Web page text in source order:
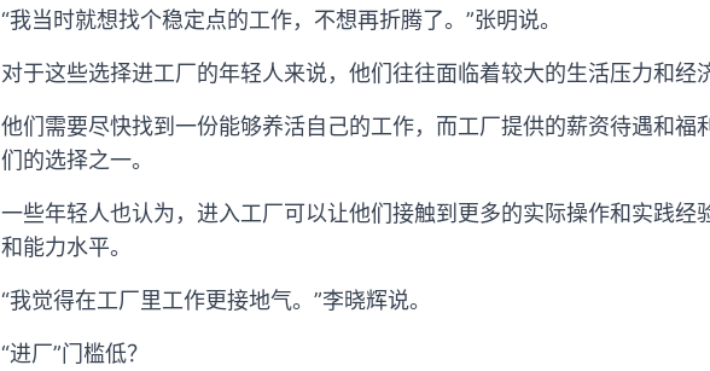
“我当时就想找个稳定点的工作，不想再折腾了。”张明说。
对于这些选择进工厂的年轻人来说，他们往往面临着较大的生活压力和经
他们需要尽快找到一份能够养活自己的工作，而工厂提供的薪资待遇和福
们的选择之一。
一些年轻人也认为，进入工厂可以让他们接触到更多的实际操作和实践经
和能力水平。
“我觉得在工厂里工作更接地气。”李晓辉说。
“进厂”门槛低？